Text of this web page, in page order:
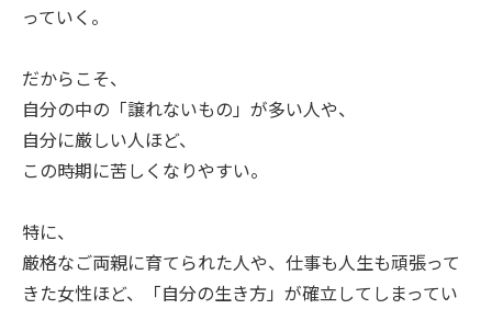
っていく。
だからこそ、
自分の中の「譲れないもの」が多い人や、
自分に厳しい人ほど、
この時期に苦しくなりやすい。
特に、
厳格なご両親に育てられた人や、仕事も人生も頑張って
きた女性ほど、「自分の生き方」が確立してしまってい